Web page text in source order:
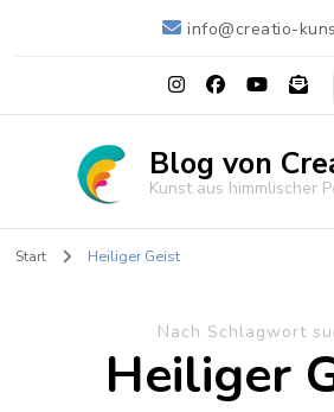
info@creatio-
Blog von
Kunst aus himmlischer
Start Heiliger Geist
Nach Schlagwort
Heiliger